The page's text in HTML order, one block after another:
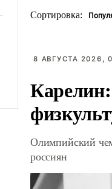
Сортировка:
8 АВГУСТА 2026,
Олимпийский
россиян